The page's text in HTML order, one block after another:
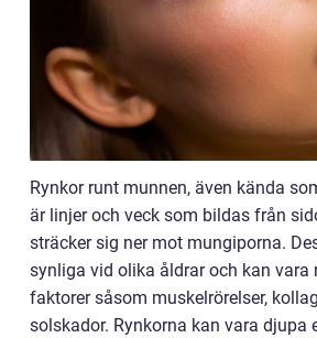
Rynkor runt munnen, även kända
är linjer och veck som bildas från
sträcker sig ner mot mungiporna.
synliga vid olika åldrar och kan vara
faktorer såsom muskelrörelser,
solskador. Rynkorna kan vara djupa